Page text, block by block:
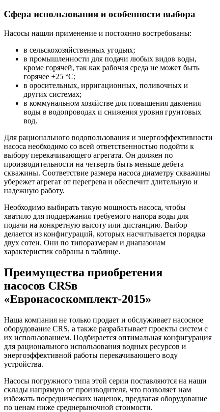
Сфера использования и особенности выбора
Насосы нашли применение и постоянно востребованы:
в сельскохозяйственных угодьях;
в промышленности для подачи любых видов воды,
кроме горячей, так как рабочая среда не может быть
горячее +25 °C;
в оросительных, ирригационных, поливочных и
других системах;
в коммунальном хозяйстве для повышения давления
воды в водопроводах и снижения уровня грунтовых
вод.
Для рационального водопользования и энергоэффективности
насоса необходимо со всей ответственностью подойти к
выбору перекачивающего агрегата. Он должен по
производительности на четверть быть меньше дебета
скважины. Соответствие размера насоса диаметру скважины
убережет агрегат от перегрева и обеспечит длительную и
надежную работу.
Необходимо выбирать такую мощность насоса, чтобы
хватило для поддержания требуемого напора воды для
подачи на конкретную высоту или дистанцию. Выбор
делается из конфигураций, которых насчитывается порядка
двух сотен. Они по типоразмерам и диапазонам
характеристик собраны в таблице.
Преимущества приобретения
насосов CRSв
«Евронасоскомплект-2015»
Наша компания не только продает и обслуживает насосное
оборудование CRS, а также разрабатывает проекты систем с
их использованием. Подбирается оптимальная конфигурация
для рационального использования водных ресурсов и
энергоэффективной работы перекачивающего воду
устройства.
Насосы погружного типа этой серии поставляются на наши
склады напрямую от производителя, что позволяет нам
избежать посреднических наценок, предлагая оборудование
по ценам ниже среднерыночной стоимости.